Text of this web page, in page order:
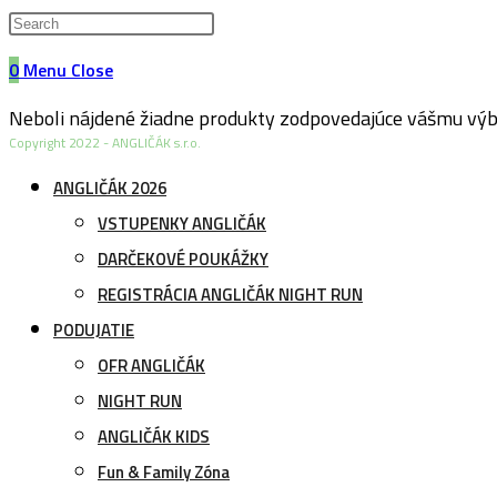
website
search
0 Menu Close
Neboli nájdené žiadne produkty zodpovedajúce vášmu
Copyright 2022 - ANGLIČÁK s.r.o.
ANGLIČÁK 2026
VSTUPENKY ANGLIČÁK
DARČEKOVÉ POUKÁŽKY
REGISTRÁCIA ANGLIČÁK NIGHT RUN
PODUJATIE
OFR ANGLIČÁK
NIGHT RUN
ANGLIČÁK KIDS
Fun & Family Zóna